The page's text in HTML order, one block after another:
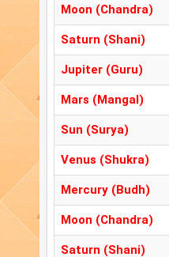
Moon (Chandra)
Saturn (Shani)
Jupiter (Guru)
Mars (Mangal)
Sun (Surya)
Venus (Shukra)
Mercury (Budh)
Moon (Chandra)
Saturn (Shani)